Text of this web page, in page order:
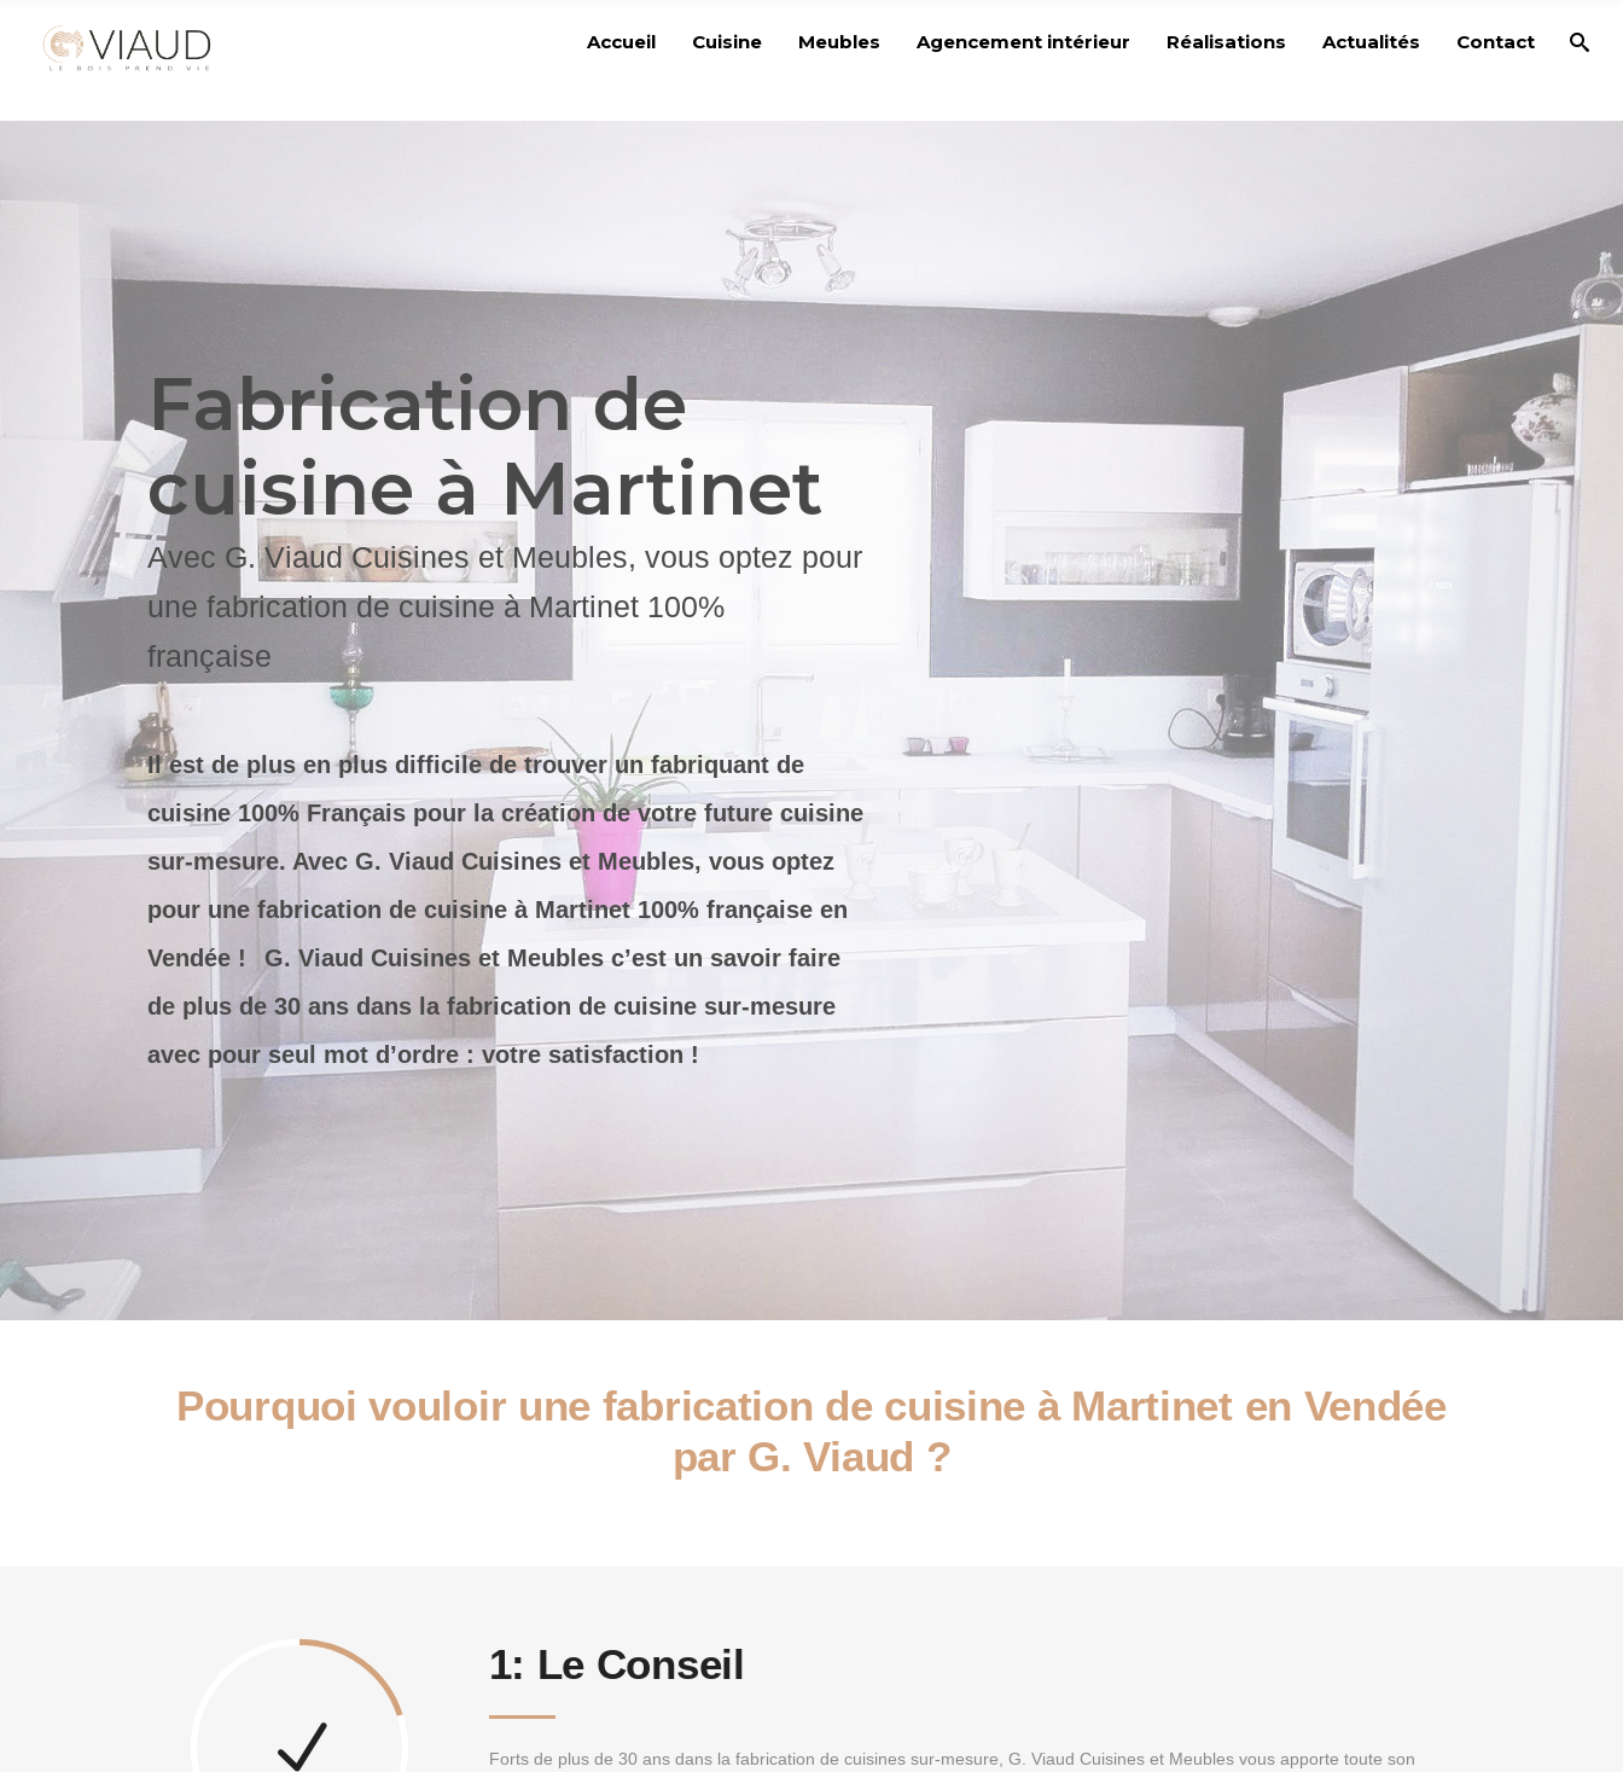
Accueil Cuisine Meubles Agencement intérieur Réalisations Actualités Contact
Fabrication de
cuisine à Martinet
Avec G. Viaud Cuisines et Meubles, vous optez pour
une fabrication de cuisine à Martinet 100%
française
Il est de plus en plus difficile de trouver un fabriquant de
cuisine 100% Français pour la création de votre future cuisine
sur-mesure. Avec G. Viaud Cuisines et Meubles, vous optez
pour une fabrication de cuisine à Martinet 100% française en
Vendée !
G. Viaud Cuisines et Meubles c’est un savoir faire
de plus de 30 ans dans la fabrication de cuisine sur-mesure
avec pour seul mot d’ordre : votre satisfaction !
Pourquoi vouloir une fabrication de cuisine à Martinet en Vendée
par G. Viaud ?
1: Le Conseil
Forts de plus de 30 ans dans la fabrication de cuisines sur-mesure, G. Viaud Cuisines et Meubles vous apporte toute son